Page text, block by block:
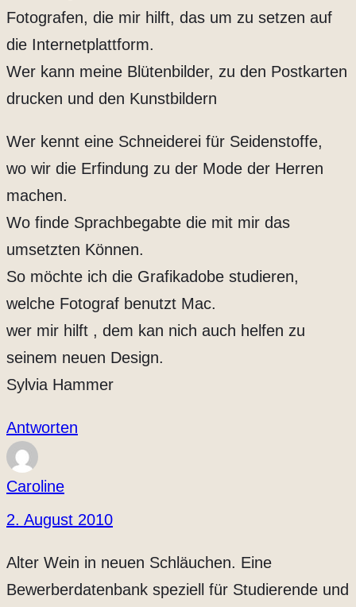
Fotografen, die mir hilft, das um zu setzen auf
die Internetplattform.
Wer kann meine Blütenbilder, zu den Postkarten
drucken und den Kunstbildern
Wer kennt eine Schneiderei für Seidenstoffe,
wo wir die Erfindung zu der Mode der Herren
machen.
Wo finde Sprachbegabte die mit mir das
umsetzten Können.
So möchte ich die Grafikadobe studieren,
welche Fotograf benutzt Mac.
wer mir hilft , dem kan nich auch helfen zu
seinem neuen Design.
Sylvia Hammer
Antworten
Caroline
2. August 2010
Alter Wein in neuen Schläuchen. Eine
Bewerberdatenbank speziell für Studierende und